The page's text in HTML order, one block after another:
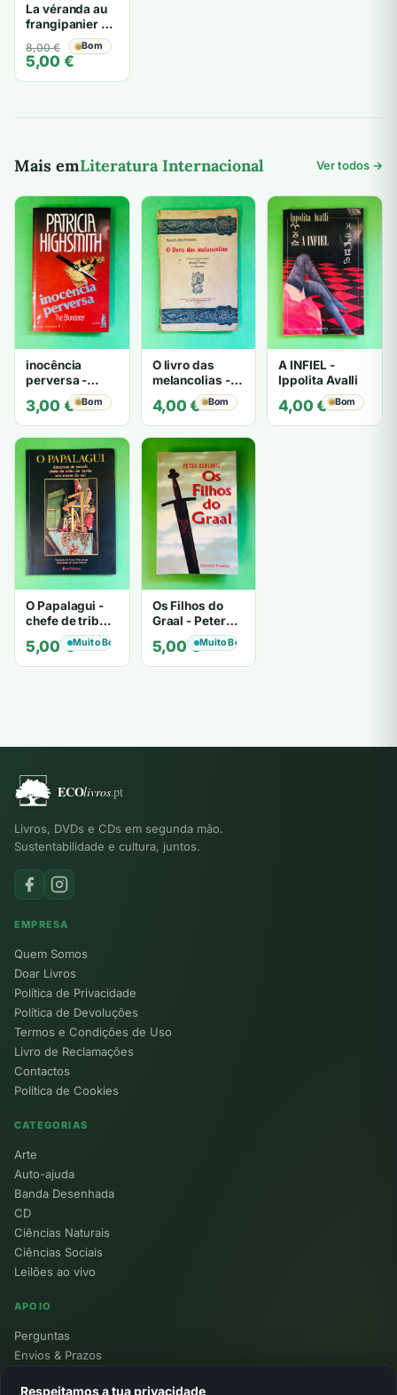
La véranda au
frangipanier -
Mia Couto
8,00€
O
preço
original
8,00 €.
5,00 €
O
preço
atual
5,00 €.
Bom
Mais emLiteratura Internacional Ver todos →
inocência
perversa -
PATRICIA
HIGHSMITH
3,00 € Bom
O livro das
melancolias -
Mantegazza
4,00€ Bom
A INFIEL -
Ippolita Avalli
4,00€ Bom
O Papalagui -
chefe de tribo
de tiavéa
5,00€Muito Bom
Os Filhos do
Graal - Peter
Berling
5,00€Muito Bom
Livros, DVDs e CDs em segunda mão.
Sustentabilidade e cultura, juntos.
EMPRESA
Quem Somos
Doar Livros
Política de Privacidade
Política de Devoluções
Termos e Condições de Uso
Livro de Reclamações
Contactos
Política de Cookies
CATEGORIAS
Arte
Auto-ajuda
Banda Desenhada
CD
Ciências Naturais
Ciências Sociais
Leilões ao vivo
APOIO
Perguntas
Envios & Prazos
Respeitamos a tua privacidade